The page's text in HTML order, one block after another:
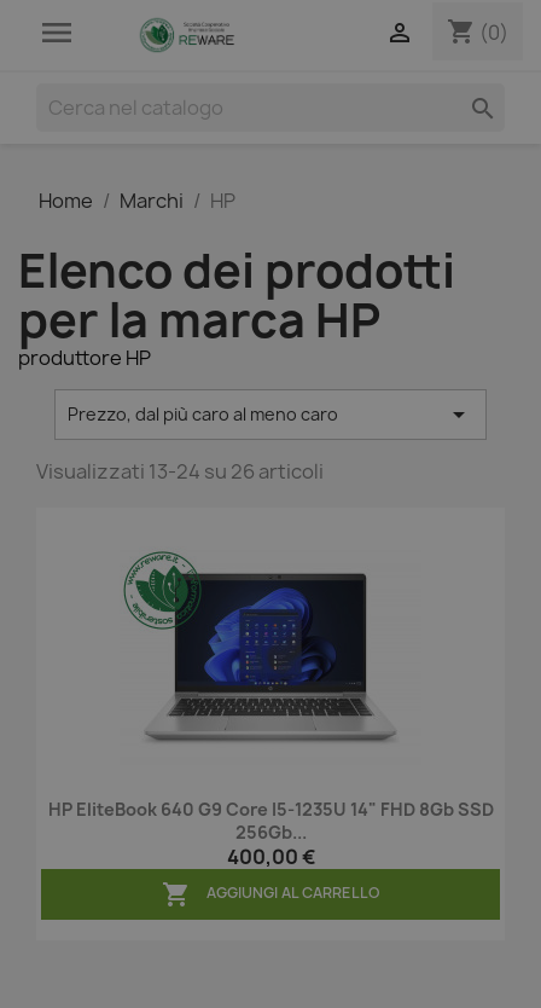
 shopping_cart (0)


Home Marchi HP
Elenco dei prodotti
per la marca HP
produttore HP
Prezzo, dal più caro al meno caro 
Visualizzati 13-24 su 26 articoli
HP EliteBook 640 G9 Core I5-1235U 14" FHD 8Gb SSD
256Gb...
400,00 €
 AGGIUNGI AL CARRELLO